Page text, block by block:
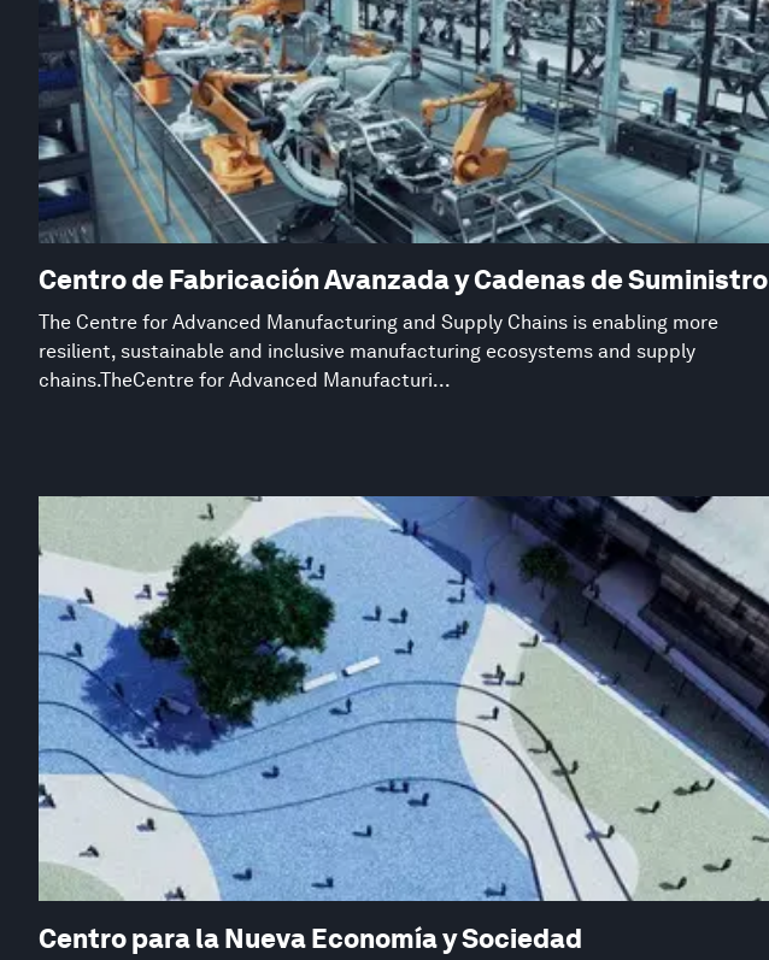
Centro de Fabricación Avanzada y Cadenas de Suministro
The Centre for Advanced Manufacturing and Supply Chains is enabling more
resilient, sustainable and inclusive manufacturing ecosystems and supply
chains.TheCentre for Advanced Manufacturi...
Centro para la Nueva Economía y Sociedad